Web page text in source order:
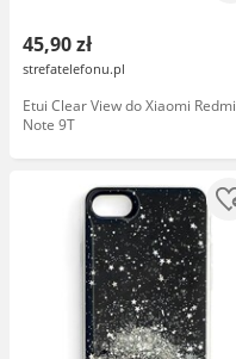
45,90 zł
strefatelefonu.pl
Etui Clear View do Xiaomi Redmi
Note 9T